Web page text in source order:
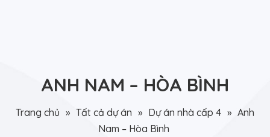
ANH NAM – HÒA BÌNH
Trang chủ » Tất cả dự án » Dự án nhà cấp 4 » Anh
Nam – Hòa Bình